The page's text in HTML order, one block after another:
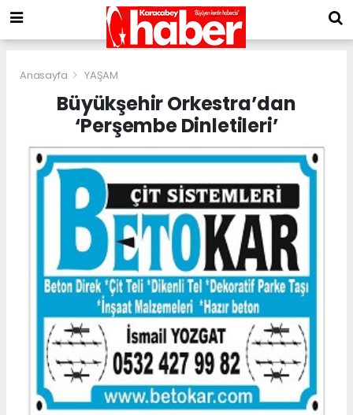
Anasayfa YAŞAM
Büyükşehir Orkestra’dan
‘Perşembe Dinletileri’